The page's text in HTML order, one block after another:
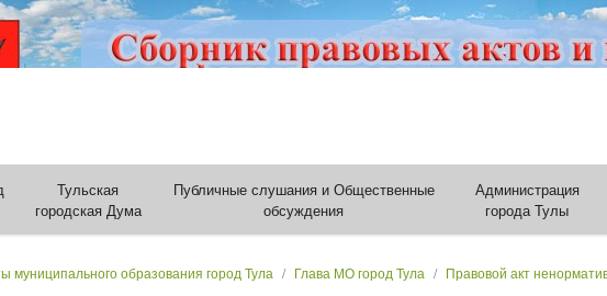
Тульская
городская Дума
Публичные слушания и Общественные
обсуждения
Администрация
города Тулы
муниципального образования город Тула Глава МО город Тула Правовой акт